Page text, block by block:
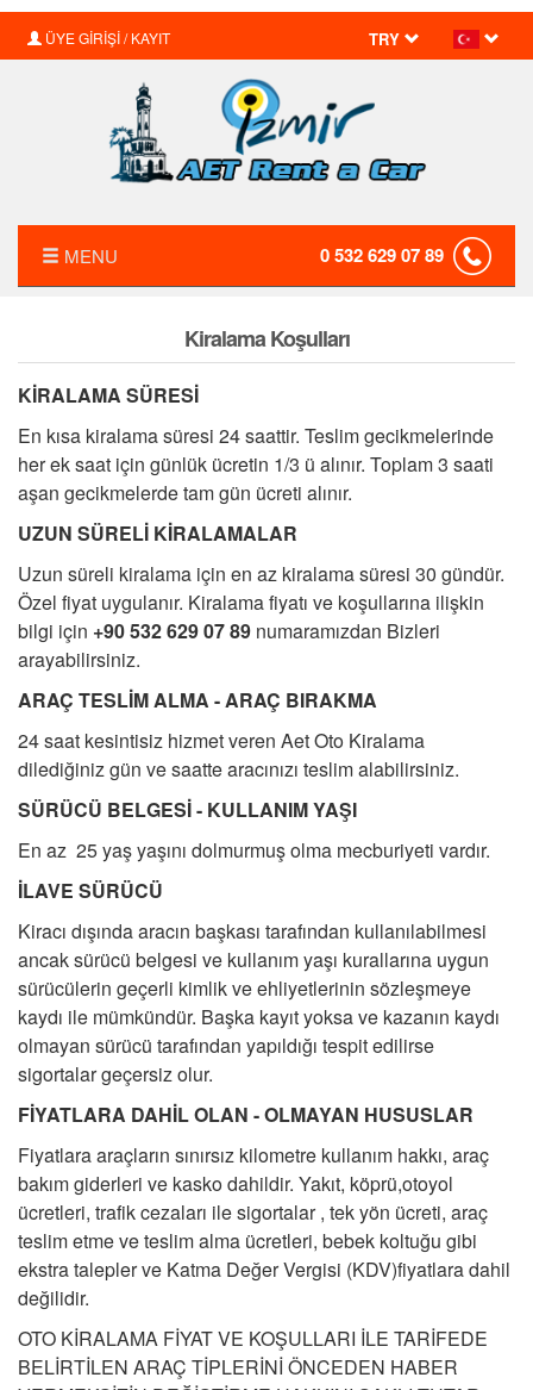
ÜYE GİRİŞİ / KAYIT TRY
MENU 0 532 629 07 89
HAKKIMIZDA
TRANSFER
KIRALAMA KOŞULLARI
FILO KIRALAMA
S.S.S.
İLETİŞİM
Kiralama Koşulları
KİRALAMA SÜRESİ
En kısa kiralama süresi 24 saattir. Teslim gecikmelerinde
her ek saat için günlük ücretin 1/3 ü alınır. Toplam 3 saati
aşan gecikmelerde tam gün ücreti alınır.
UZUN SÜRELİ KİRALAMALAR
Uzun süreli kiralama için en az kiralama süresi 30 gündür.
Özel fiyat uygulanır. Kiralama fiyatı ve koşullarına ilişkin
bilgi için +90 532 629 07 89 numaramızdan Bizleri
arayabilirsiniz.
ARAÇ TESLİM ALMA - ARAÇ BIRAKMA
24 saat kesintisiz hizmet veren Aet Oto Kiralama
dilediğiniz gün ve saatte aracınızı teslim alabilirsiniz.
SÜRÜCÜ BELGESİ - KULLANIM YAŞI
En az 25 yaş yaşını dolmurmuş olma mecburiyeti vardır.
İLAVE SÜRÜCÜ
Kiracı dışında aracın başkası tarafından kullanılabilmesi
ancak sürücü belgesi ve kullanım yaşı kurallarına uygun
sürücülerin geçerli kimlik ve ehliyetlerinin sözleşmeye
kaydı ile mümkündür. Başka kayıt yoksa ve kazanın kaydı
olmayan sürücü tarafından yapıldığı tespit edilirse
sigortalar geçersiz olur.
FİYATLARA DAHİL OLAN - OLMAYAN HUSUSLAR
Fiyatlara araçların sınırsız kilometre kullanım hakkı, araç
bakım giderleri ve kasko dahildir. Yakıt, köprü,otoyol
ücretleri, trafik cezaları ile sigortalar , tek yön ücreti, araç
teslim etme ve teslim alma ücretleri, bebek koltuğu gibi
ekstra talepler ve Katma Değer Vergisi (KDV)fiyatlara dahil
değilidir.
OTO KİRALAMA FİYAT VE KOŞULLARI İLE TARİFEDE
BELİRTİLEN ARAÇ TİPLERİNİ ÖNCEDEN HABER